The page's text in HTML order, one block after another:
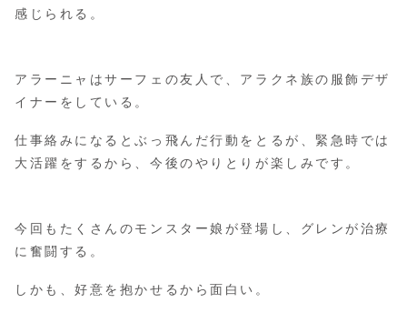
感じられる。
アラーニャはサーフェの友人で、アラクネ族の服飾デザ
イナーをしている。
仕事絡みになるとぶっ飛んだ行動をとるが、緊急時では
大活躍をするから、今後のやりとりが楽しみです。
今回もたくさんのモンスター娘が登場し、グレンが治療
に奮闘する。
しかも、好意を抱かせるから面白い。